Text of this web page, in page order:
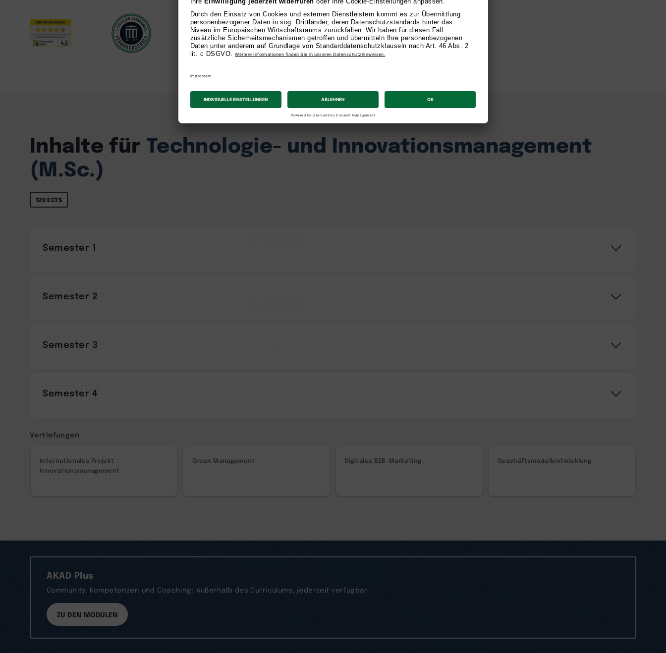
Inhalte für Technologie- und Innovationsmanagement
(M.Sc.)
120 ECTS
Semester 1
Semester 2
Semester 3
Semester 4
Vertiefungen
Internationales Projekt -
Innovationsmanagement
Green Management Digitales B2B-Marketing Geschäftsmodellentwicklung
AKAD Plus
Community, Kompetenzen und Coaching: Außerhalb des Curriculums, jederzeit verfügbar.
ZU DEN MODULEN